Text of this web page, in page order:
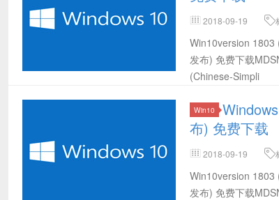
2018-09-19
(2018-09发布) 32位官
Win10version 1803
发布) 免费下载
(Chinese-Simpli
Win10
布) 免费下载
2018-09-19
(2018-09发布) 64位官
Win10version 1803
发布) 免费下载